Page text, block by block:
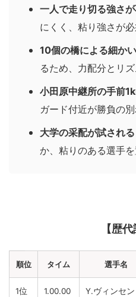
一人で走り切る強さが
にくく、粘り強さが必
10個の橋による細か
るため、力配分とリズ
小田原中継所の手前
ガード付近が勝負の別
大学の采配が試される
か、粘りのある選手
【歴代
順位 タイム 選手名
1位 1.00.00 Y.ヴィンセン